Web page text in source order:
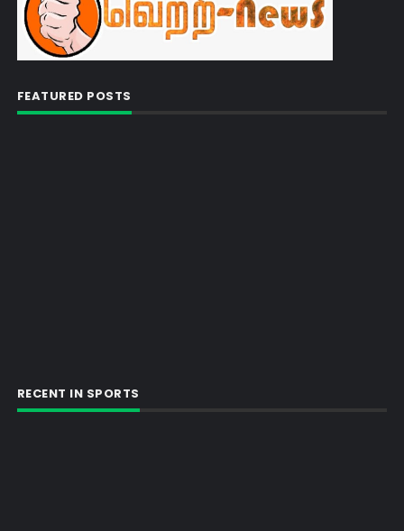
FEATURED POSTS
RECENT IN SPORTS